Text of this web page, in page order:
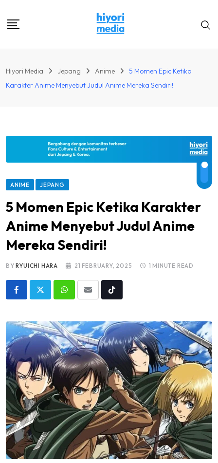
Hiyori Media Jepang Anime
5 Momen Epic Ketika
Karakter Anime Menyebut Judul Anime Mereka Sendiri!
ANIME JEPANG
5 Momen Epic Ketika Karakter
Anime Menyebut Judul Anime
Mereka Sendiri!
BYRYUICHI HARA 21 FEBRUARY, 2025 1 MINUTE READ
Whatsapp
Share
Email
Tiktok